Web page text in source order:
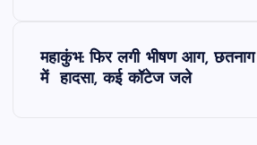
महाकुंभ: फिर लगी भीषण आग,
में हादसा, कई कॉटेज जले